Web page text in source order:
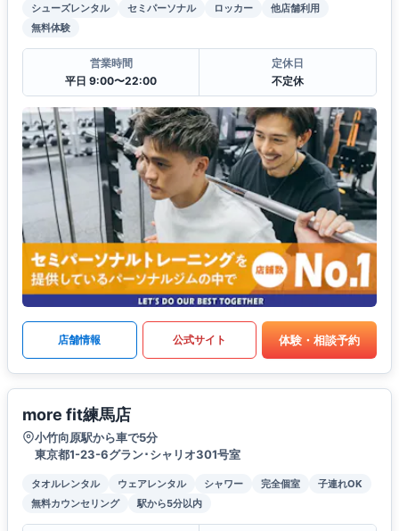
シューズレンタル セミパーソナル ロッカー
他店舗利用
無料体験
営業時間
平日 9:00〜22:00
定休日
不定休
店舗情報 公式サイト 体験・相談予約
more fit練馬店
小竹向原駅から車で5分
東京都1-23-6グラン･シャリオ301号室
タオルレンタル ウェアレンタル シャワー 完全個室
子連れOK
無料カウンセリング
駅から5分以内